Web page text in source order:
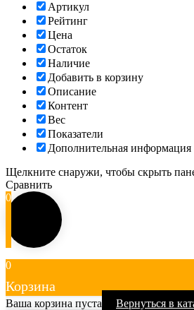
Артикул
Рейтинг
Цена
Остаток
Наличие
Добавить в корзину
Описание
Контент
Вес
Показатели
Дополнительная информация
Щелкните снаружи, чтобы скрыть
Сравнить
0
0
Корзина
Ваша корзина пуста Вернуться в